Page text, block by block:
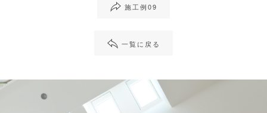
施工例09
一覧に戻る